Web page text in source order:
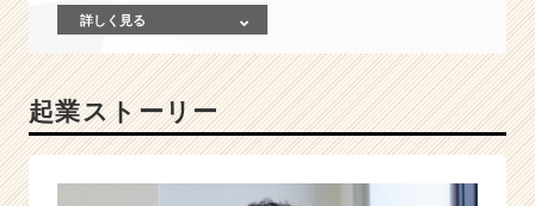
て
詳しく見る
起業ストーリー